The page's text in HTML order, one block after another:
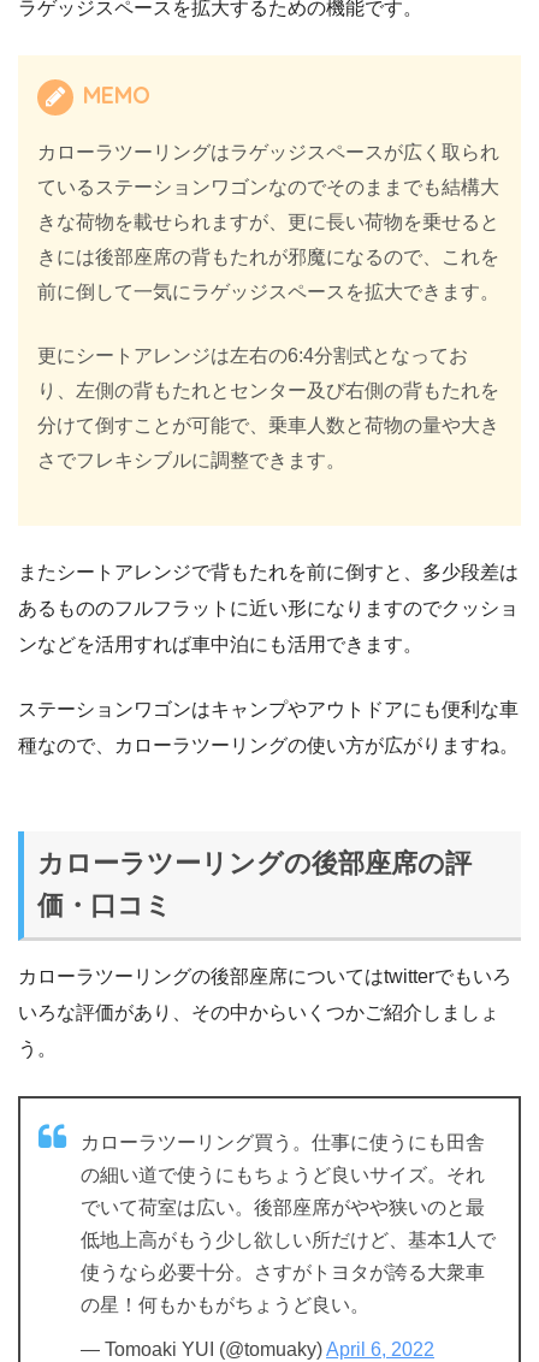
ラゲッジスペースを拡大するための機能です。
MEMO
カローラツーリングはラゲッジスペースが広く取られ
ているステーションワゴンなのでそのままでも結構大
きな荷物を載せられますが、更に長い荷物を乗せると
きには後部座席の背もたれが邪魔になるので、これを
前に倒して一気にラゲッジスペースを拡大できます。
更にシートアレンジは左右の6:4分割式となってお
り、左側の背もたれとセンター及び右側の背もたれを
分けて倒すことが可能で、乗車人数と荷物の量や大き
さでフレキシブルに調整できます。
またシートアレンジで背もたれを前に倒すと、多少段差は
あるもののフルフラットに近い形になりますのでクッショ
ンなどを活用すれば車中泊にも活用できます。
ステーションワゴンはキャンプやアウトドアにも便利な車
種なので、カローラツーリングの使い方が広がりますね。
カローラツーリングの後部座席の評
価・口コミ
カローラツーリングの後部座席についてはtwitterでもいろ
いろな評価があり、その中からいくつかご紹介しましょ
う。
カローラツーリング買う。仕事に使うにも田舎
の細い道で使うにもちょうど良いサイズ。それ
でいて荷室は広い。後部座席がやや狭いのと最
低地上高がもう少し欲しい所だけど、基本1人で
使うなら必要十分。さすがトヨタが誇る大衆車
の星！何もかもがちょうど良い。
— Tomoaki YUI (@tomuaky)April 6, 2022